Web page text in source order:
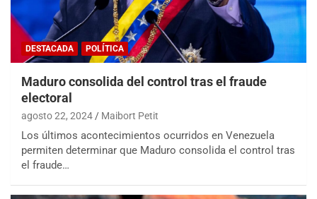
DESTACADA POLÍTICA
Maduro consolida del control tras el fraude
electoral
agosto 22, 2024 Maibort Petit
Los últimos acontecimientos ocurridos en Venezuela
permiten determinar que Maduro consolida el control tras
el fraude…